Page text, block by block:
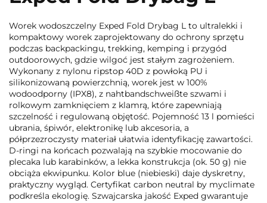
Worek wodoszczelny Exped Fold Drybag L to ultralekki i
kompaktowy worek zaprojektowany do ochrony sprzętu
podczas backpackingu, trekking, kemping i przygód
outdoorowych, gdzie wilgoć jest stałym zagrożeniem.
Wykonany z nylonu ripstop 40D z powłoką PU i
silikonizowaną powierzchnią, worek jest w 100%
wodoodporny (IPX8), z nahtbandschweißte szwami i
rolkowym zamknięciem z klamrą, które zapewniają
szczelność i regulowaną objętość. Pojemność 13 l pomieści
ubrania, śpiwór, elektronikę lub akcesoria, a
półprzezroczysty materiał ułatwia identyfikację zawartości.
D-ringi na końcach pozwalają na szybkie mocowanie do
plecaka lub karabinków, a lekka konstrukcja (ok. 50 g) nie
obciąża ekwipunku. Kolor blue (niebieski) daje dyskretny,
praktyczny wygląd. Certyfikat carbon neutral by myclimate
podkreśla ekologię. Szwajcarska jakość Exped gwarantuje